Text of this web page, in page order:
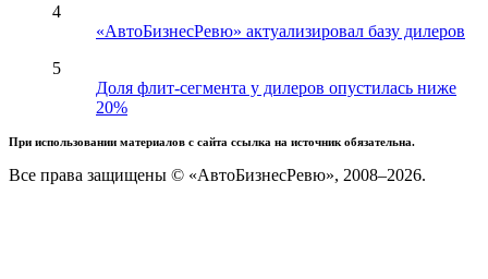
4
«АвтоБизнесРевю» актуализировал базу дилеров
5
Доля флит-сегмента у дилеров опустилась ниже
20%
При использовании материалов с сайта ссылка на источник обязательна.
Все права защищены © «АвтоБизнесРевю», 2008–2026.